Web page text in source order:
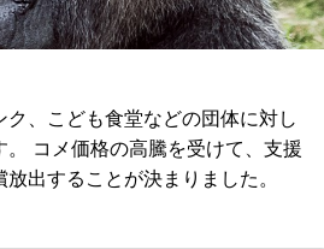
、こども食堂などの団体に対し
コメ価格の高騰を受けて、支援
出することが決まりました。